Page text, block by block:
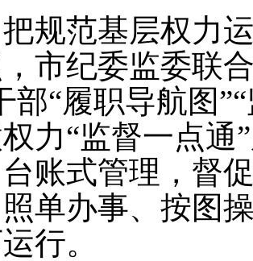
范基层权力运
市纪委监委联
部“履职导航图
力“监督一点通
账式管理，督
单办事、按图
行。